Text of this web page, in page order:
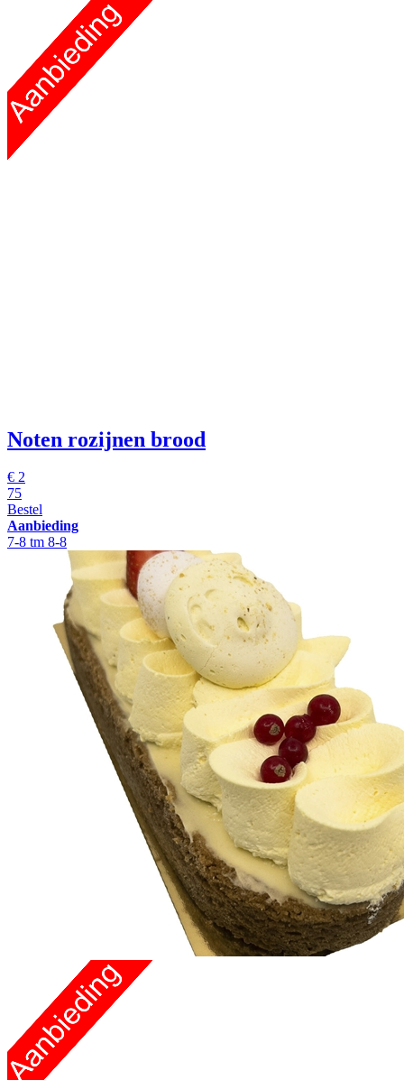
Noten rozijnen brood
€ 2
75
Bestel
Aanbieding
7-8 tm 8-8